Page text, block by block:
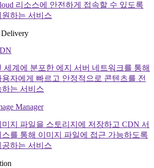
리소스에 안전하게 접속할 수 있도록
원하는 서비스
Delivery
세계에 분포한 에지 서버 네트워크를 통해
용자에게 빠르고 안정적으로 콘텐츠를 전
하는 서비스
Manager
미지 파일을 스토리지에 저장하고 CDN 서
스를 통해 이미지 파일에 접근 가능하도록
공하는 서비스